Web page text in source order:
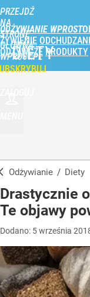
PRZEJDŹ
NA
STRONĘ
GŁÓWNĄ
WPROST.PL
ODŻYWIANIE WPROST
ŻYWIENIE
ODŻYWCZE PRODUKTY
DIETY
Odżywianie / Diety
Drastycznie
Te objawy
Dodano: 5września